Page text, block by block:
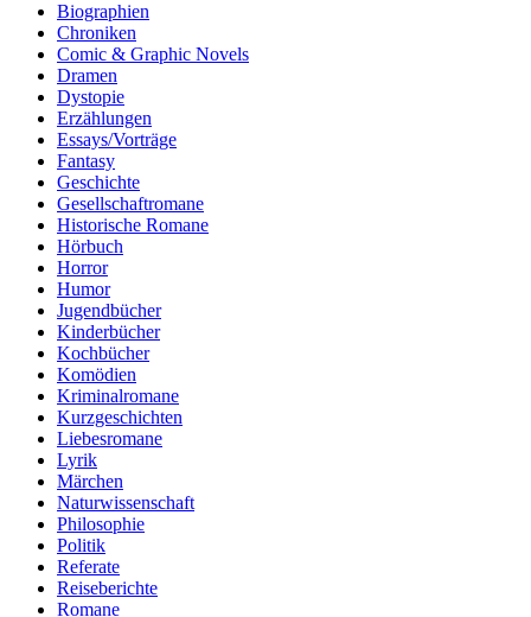
Biographien
Chroniken
Comic & Graphic Novels
Dramen
Dystopie
Erzählungen
Essays/Vorträge
Fantasy
Geschichte
Gesellschaftromane
Historische Romane
Hörbuch
Horror
Humor
Jugendbücher
Kinderbücher
Kochbücher
Komödien
Kriminalromane
Kurzgeschichten
Liebesromane
Lyrik
Märchen
Naturwissenschaft
Philosophie
Politik
Referate
Reiseberichte
Romane